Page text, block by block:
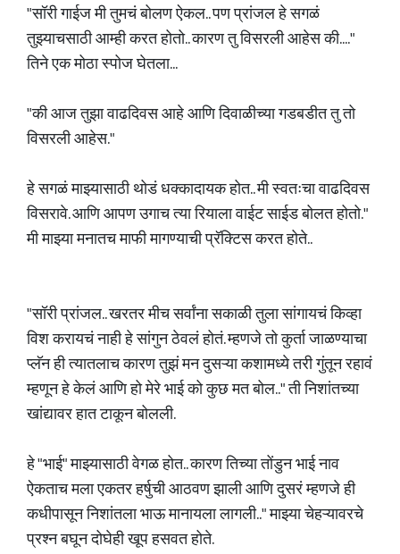
"सॉरी गाईज मी तुमचं बोलण ऐकल.. पण प्रांजल हे सगळं
तुझ्याचसाठी आम्ही करत होतो.. कारण तु विसरली आहेस की...."
तिने एक मोठा स्पोज घेतला...
"की आज तुझा वाढदिवस आहे आणि दिवाळीच्या गडबडीत तु तो
विसरली आहेस."
हे सगळं माझ्यासाठी थोडं धक्कादायक होत.. मी स्वतःचा वाढदिवस
विसरावे. आणि आपण उगाच त्या रियाला वाईट साईड बोलत होतो."
मी माझ्या मनातच माफी मागण्याची प्रॅक्टिस करत होते..
"सॉरी प्रांजल.. खरतर मीच सर्वांना सकाळी तुला सांगायचं किव्हा
विश करायचं नाही हे सांगुन ठेवलं होतं. म्हणजे तो कुर्ता जाळण्याचा
प्लॅन ही त्यातलाच कारण तुझं मन दुसऱ्या कशामध्ये तरी गुंतून रहावं
म्हणून हे केलं आणि हो मेरे भाई को कुछ मत बोल.." ती निशांतच्या
खांद्यावर हात टाकून बोलली.
हे "भाई" माझ्यासाठी वेगळ होत.. कारण तिच्या तोंडुन भाई नाव
ऐकताच मला एकतर हर्षुची आठवण झाली आणि दुसरं म्हणजे ही
कधीपासून निशांतला भाऊ मानायला लागली.." माझ्या चेहऱ्यावरचे
प्रश्न बघून दोघेही खूप हसवत होते.